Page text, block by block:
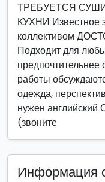
ТРЕБУЕТСЯ
КУХНИ Известное
коллективом
Подходит для
работы
одежда,
нужен
(звоните
Информация